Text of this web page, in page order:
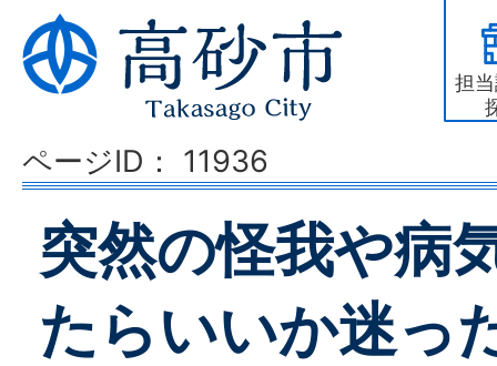
担
ページID： 11936
突然の怪我や病
たらいいか迷っ